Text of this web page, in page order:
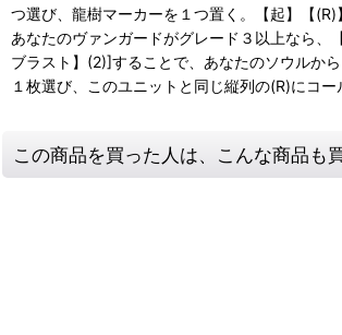
つ選び、龍樹マーカーを１つ置く。【起】【(R)
あなたのヴァンガードがグレード３以上なら、
ブラスト】(2)]することで、あなたのソウルか
１枚選び、このユニットと同じ縦列の(R)にコー
この商品を買った人は、こんな商品も